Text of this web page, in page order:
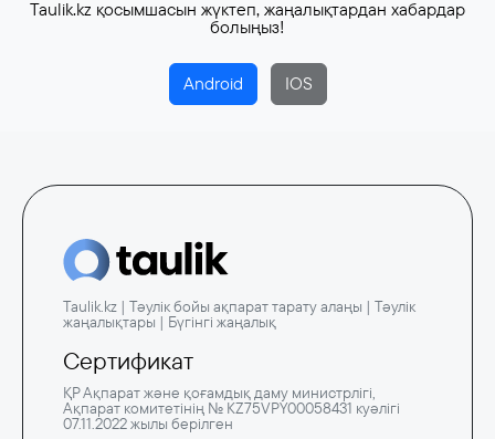
Taulik.kz қосымшасын жүктеп, жаңалықтардан хабардар
болыңыз!
Android IOS
Taulik.kz | Тәулік бойы ақпарат тарату алаңы | Тәулік
жаңалықтары | Бүгінгі жаңалық
Сертификат
ҚР Ақпарат және қоғамдық даму министрлігі,
Ақпарат комитетінің № KZ75VPY00058431 куәлігі
07.11.2022 жылы берілген